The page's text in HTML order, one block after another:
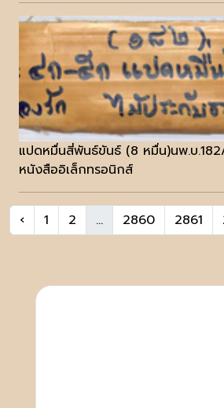
แปดหมื่นสี่พันธ์ขันธ์ (8 หมื่น)นพ.บ
หนังสืออิเล็กทรอนิกส์
‹ 1 2 ... 2860 2861